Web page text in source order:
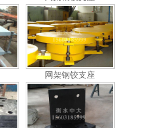
网架钢铰支座
网架橡胶支座